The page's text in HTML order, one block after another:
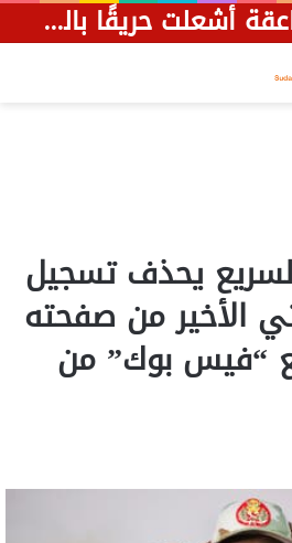
في أعقاب صاعقة أشعلت حريقًا بالقسم.. والي الجزيرة يزور مرضى العناية المركزة بمستشفى ودمدني.
يحذف تسجيل
الأخير من صفحته
“فيس بوك” من